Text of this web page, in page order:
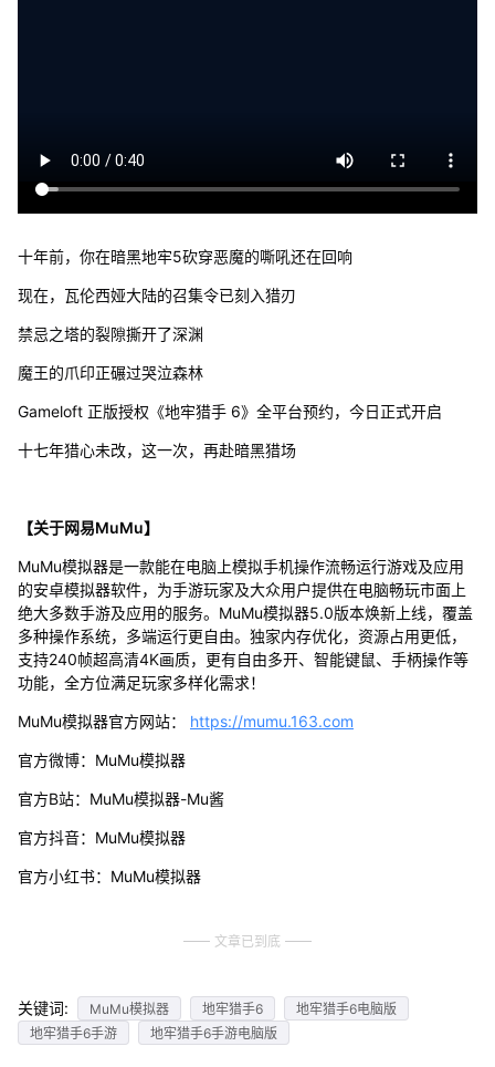
十年前，你在暗黑地牢5砍穿恶魔的嘶吼还在回响
现在，瓦伦西娅大陆的召集令已刻入猎刃
禁忌之塔的裂隙撕开了深渊
魔王的爪印正碾过哭泣森林
Gameloft 正版授权《地牢猎手 6》全平台预约，今日正式开启
十七年猎心未改，这一次，再赴暗黑猎场
【关于网易MuMu】
MuMu模拟器是一款能在电脑上模拟手机操作流畅运行游戏及应用
的安卓模拟器软件，为手游玩家及大众用户提供在电脑畅玩市面上
绝大多数手游及应用的服务。MuMu模拟器5.0版本焕新上线，覆盖
多种操作系统，多端运行更自由。独家内存优化，资源占用更低，
支持240帧超高清4K画质，更有自由多开、智能键鼠、手柄操作等
功能，全方位满足玩家多样化需求！
MuMu模拟器官方网站： https://mumu.163.com
官方微博：MuMu模拟器
官方B站：MuMu模拟器-Mu酱
官方抖音：MuMu模拟器
官方小红书：MuMu模拟器
文章已到底
关键词: MuMu模拟器 地牢猎手6
地牢猎手6电脑版
地牢猎手6手游
地牢猎手6手游电脑版